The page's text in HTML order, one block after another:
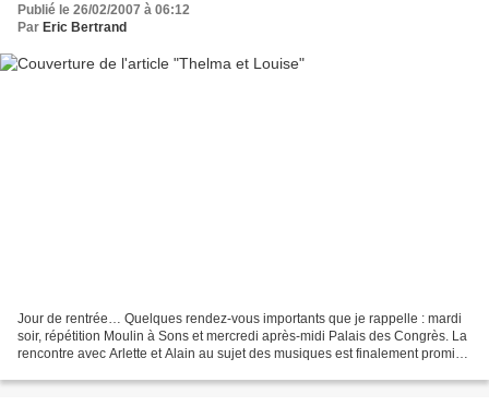
Publié le 26/02/2007 à 06:12
Par Eric Bertrand
Jour de rentrée… Quelques rendez-vous importants que je rappelle : mardi
soir, répétition Moulin à Sons et mercredi après-midi Palais des Congrès. La
rencontre avec Arlette et Alain au sujet des musiques est finalement promise